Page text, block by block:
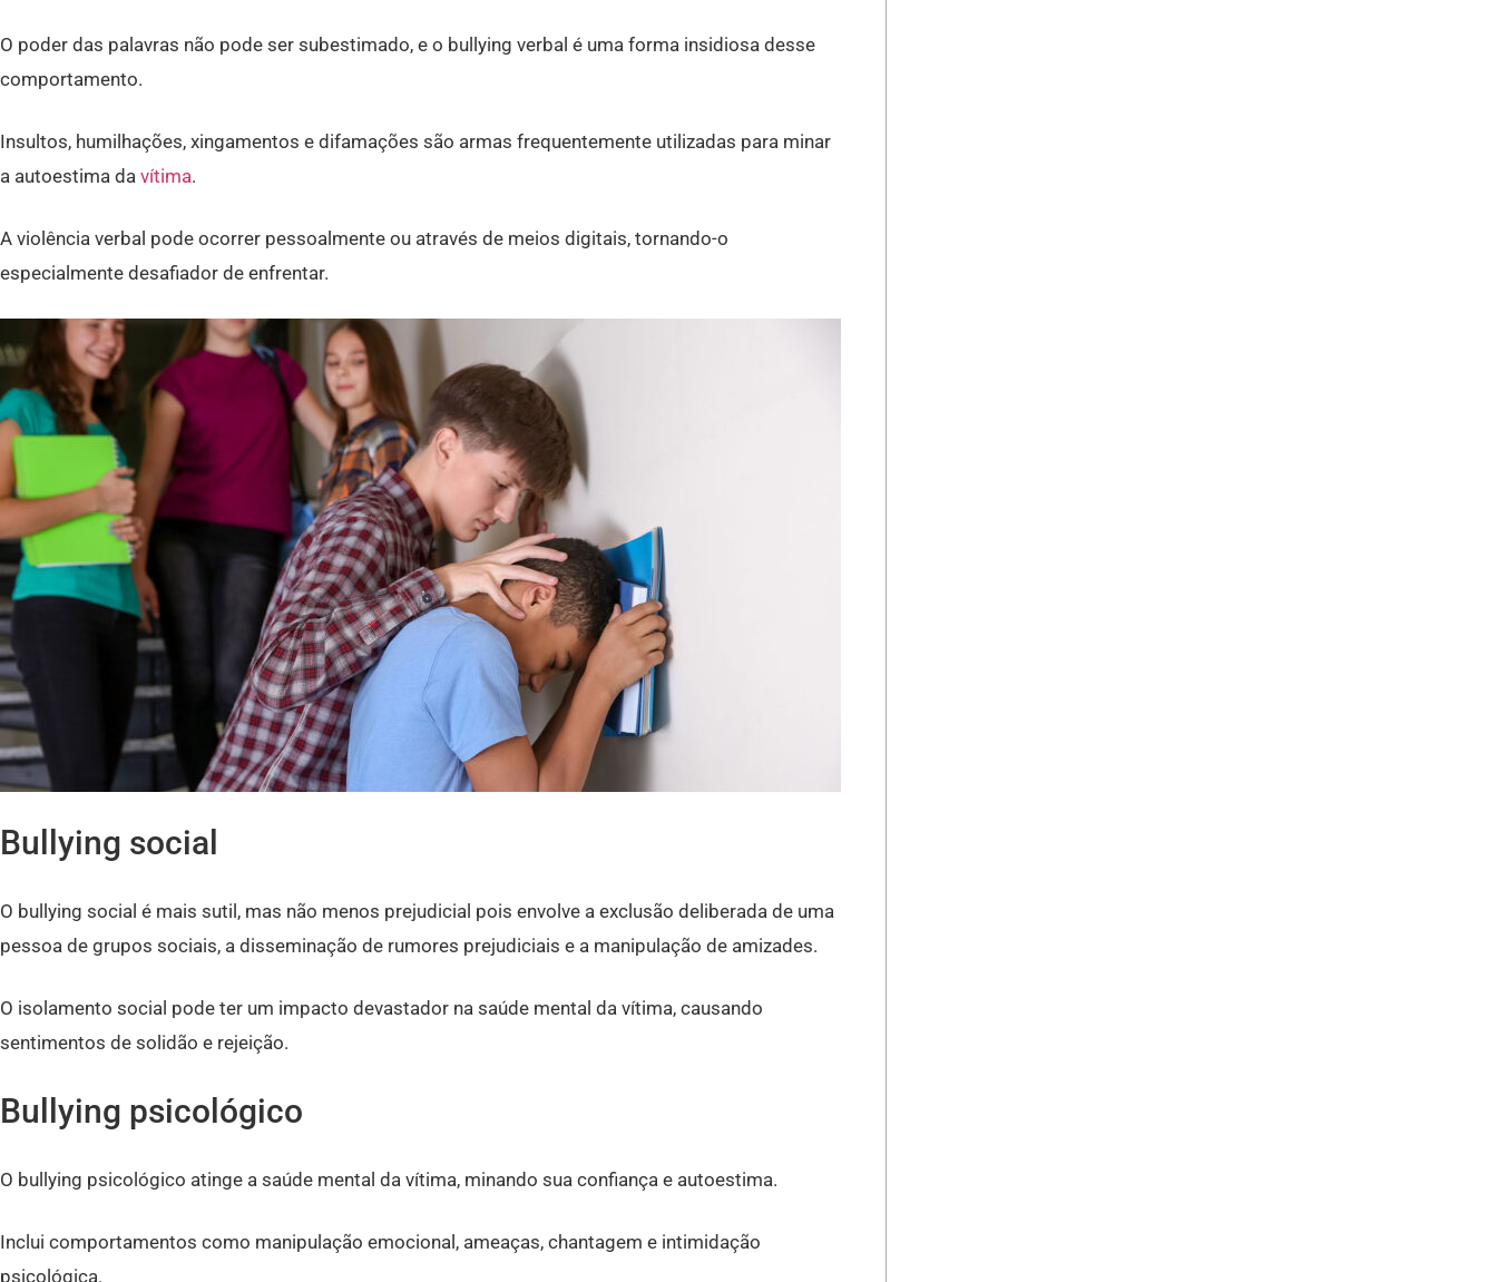
O poder das palavras não pode ser subestimado, e o bullying verbal é uma forma insidiosa desse
comportamento.
Insultos, humilhações, xingamentos e difamações são armas frequentemente utilizadas para minar
a autoestima da vítima.
A violência verbal pode ocorrer pessoalmente ou através de meios digitais, tornando-o
especialmente desafiador de enfrentar.
Bullying social
O bullying social é mais sutil, mas não menos prejudicial pois envolve a exclusão deliberada de uma
pessoa de grupos sociais, a disseminação de rumores prejudiciais e a manipulação de amizades.
O isolamento social pode ter um impacto devastador na saúde mental da vítima, causando
sentimentos de solidão e rejeição.
Bullying psicológico
O bullying psicológico atinge a saúde mental da vítima, minando sua confiança e autoestima.
Inclui comportamentos como manipulação emocional, ameaças, chantagem e intimidação
psicológica.